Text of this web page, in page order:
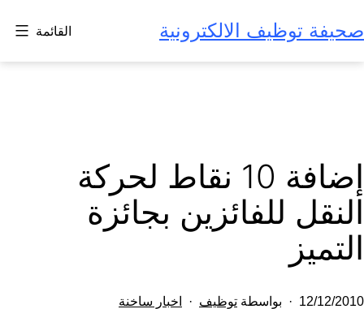
إلى
المحتوى
صحيفة توظيف الالكترونية القائمة
إضافة 10 نقاط لحركة
النقل للفائزين بجائزة
التميز
تم
12/12/2010 بواسطة توظيف
مصنف
اخبار ساخنة